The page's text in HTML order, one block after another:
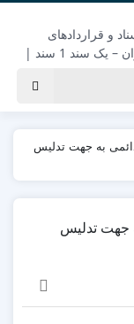
به جهت تدلیس
جهت تدلیس